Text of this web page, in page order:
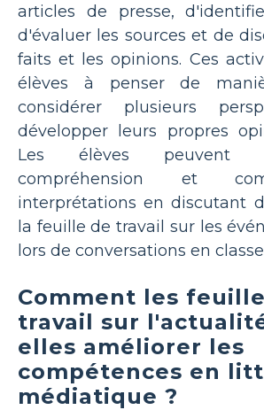
articles de presse,
d'évaluer les sources et de
faits et les opinions. Ces
élèves à penser de
considérer plusieurs
développer leurs propres
Les élèves peuvent
compréhension et
interprétations en discutant
la feuille de travail sur les
lors de conversations en
Comment les
travail sur
elles améliorer les
compétences en
médiatique ?